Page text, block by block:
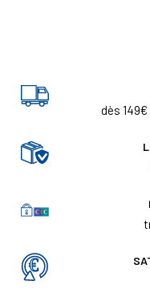
dès 149€